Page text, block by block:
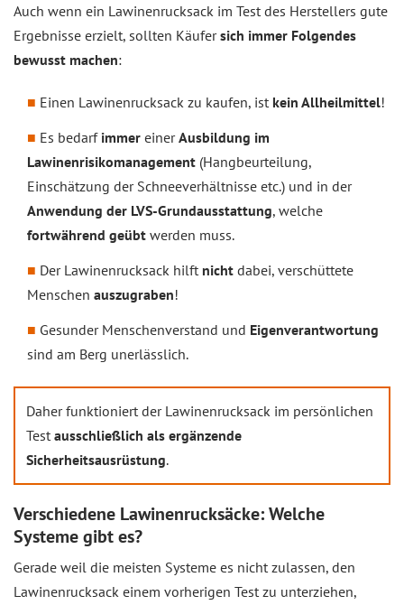
Auch wenn ein Lawinenrucksack im Test des Herstellers gute
Ergebnisse erzielt, sollten Käufersich immer Folgendes
bewusst machen:
Einen Lawinenrucksack zu kaufen, ist kein Allheilmittel!
Es bedarf immer einerAusbildung im
Lawinenrisikomanagement (Hangbeurteilung,
Einschätzung der Schneeverhältnisse etc.) und in der
Anwendung der LVS-Grundausstattung, welche
fortwährend geübt werden muss.
Der Lawinenrucksack hilft nicht dabei, verschüttete
Menschen auszugraben!
Gesunder Menschenverstand und Eigenverantwortung
sind am Berg unerlässlich.
Daher funktioniert der Lawinenrucksack im persönlichen
Test ausschließlich als ergänzende
Sicherheitsausrüstung.
Verschiedene Lawinenrucksäcke: Welche
Systeme gibt es?
Gerade weil die meisten Systeme es nicht zulassen, den
Lawinenrucksack einem vorherigen Test zu unterziehen,